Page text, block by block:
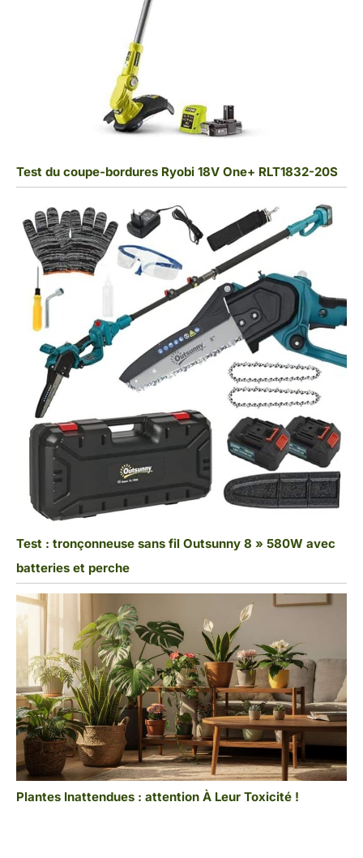
Test du coupe-bordures Ryobi 18V One+ RLT1832-20S
Test : tronçonneuse sans fil Outsunny 8 » 580W avec
batteries et perche
Plantes Inattendues : attention À Leur Toxicité !